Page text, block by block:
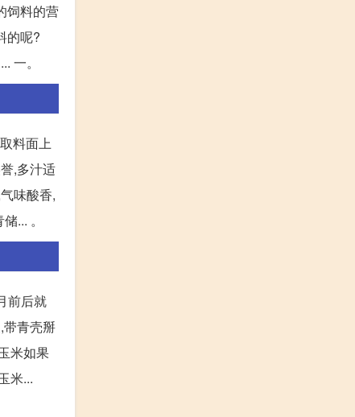
饲料的营
的呢?
一。
料面上
,多汁适
味酸香,
... 。
前后就
青壳掰
米如果
米...